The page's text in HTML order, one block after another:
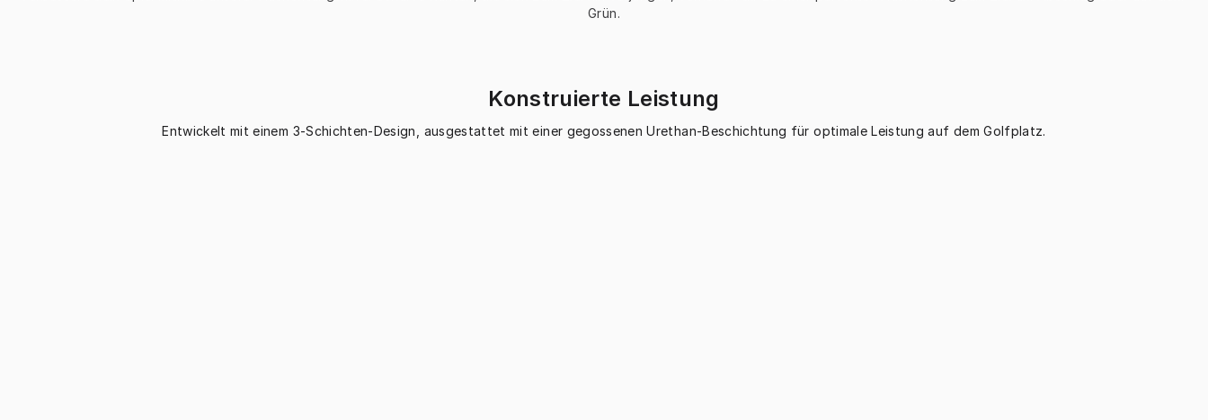
Grün.
Konstruierte Leistung
Entwickelt mit einem 3-Schichten-Design, ausgestattet mit einer gegossenen Urethan-Beschichtung für optimale Leistung auf dem Golfplatz.